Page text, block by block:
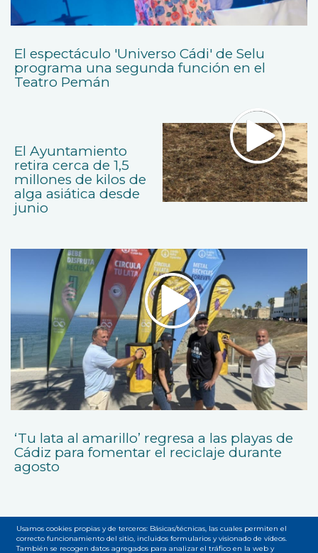
El espectáculo 'Universo Cádi' de Selu
programa una segunda función en el
Teatro Pemán
El Ayuntamiento
retira cerca de 1,5
millones de kilos de
alga asiática desde
junio
‘Tu lata al amarillo’ regresa a las playas de
Cádiz para fomentar el reciclaje durante
agosto
Usamos cookies propias y de terceros: Básicas/técnicas, las cuales permiten el
correcto funcionamiento del sitio, incluidos formularios y visionado de vídeos.
También se recogen datos agregados para analizar el tráfico en la web y